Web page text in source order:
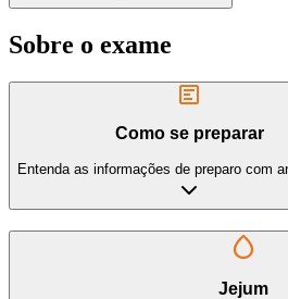
Sobre o exame
Como se preparar
Entenda as informações de preparo com
Jejum